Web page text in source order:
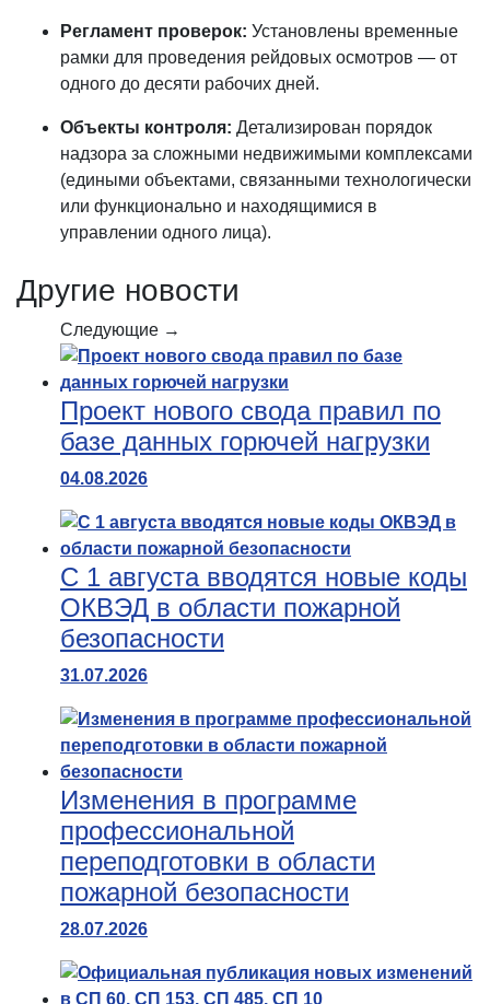
Регламент проверок: Установлены временные
рамки для проведения рейдовых осмотров — от
одного до десяти рабочих дней.
Объекты контроля: Детализирован порядок
надзора за сложными недвижимыми комплексами
(едиными объектами, связанными технологически
или функционально и находящимися в
управлении одного лица).
Другие новости
Следующие →
Проект нового свода правил по
базе данных горючей нагрузки
04.08.2026
С 1 августа вводятся новые коды
ОКВЭД в области пожарной
безопасности
31.07.2026
Изменения в программе
профессиональной
переподготовки в области
пожарной безопасности
28.07.2026